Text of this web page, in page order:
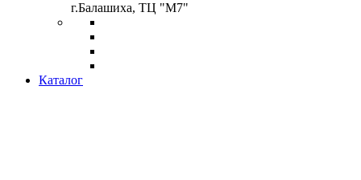
г.Балашиха, ТЦ "М7"
Каталог